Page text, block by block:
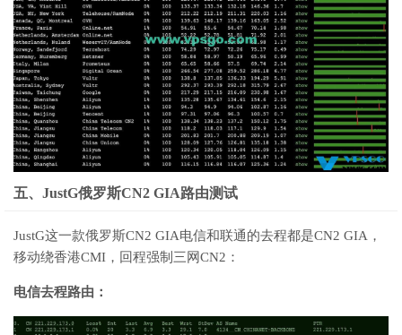
五、JustG俄罗斯CN2 GIA路由测试
JustG这一款俄罗斯CN2 GIA电信和联通的去程都是CN2 GIA，
移动绕香港CMI，回程强制三网CN2：
电信去程路由：